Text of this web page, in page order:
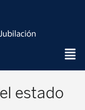
estado